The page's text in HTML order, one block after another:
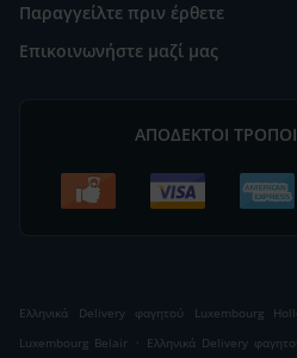
Παραγγείλτε πριν έρθετε
Επικοινωνήστε μαζί μας
ΑΠΟΔΕΚΤΟΊ
Ελληνικά Delivery φαγητού Luxembourg
Luxembourg Belair . Ελληνικά Delivery